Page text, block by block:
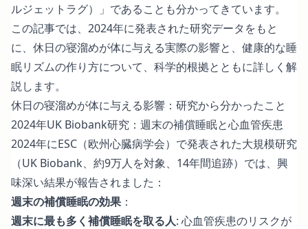
ルジェットラグ）」であることも分かってきています。
この記事では、2024年に発表された研究データをもと
に、休日の寝溜めが体に与える実際の影響と、健康的な睡
眠リズムの作り方について、科学的根拠とともに詳しく解
説します。
休日の寝溜めが体に与える影響：研究から分かったこと
2024年UK Biobank研究：週末の補償睡眠と心血管疾患
2024年にESC（欧州心臓病学会）で発表された大規模研究
（UK Biobank、約9万人を対象、14年間追跡）では、興
味深い結果が報告されました：
週末の補償睡眠の効果 ：
週末に最も多く補償睡眠を取る人: 心血管疾患のリスクが